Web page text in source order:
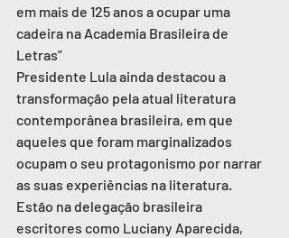
em mais de 125 anos a ocupar uma
cadeira na Academia Brasileira de
Letras”
Presidente Lula ainda destacou a
transformação pela atual literatura
contemporânea brasileira, em que
aqueles que foram marginalizados
ocupam o seu protagonismo por narrar
as suas experiências na literatura.
Estão na delegação brasileira
escritores como Luciany Aparecida,